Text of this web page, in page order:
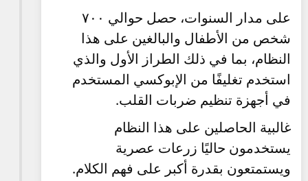
على مدار السنوات، حصل حوالي ٧٠٠
شخص من الأطفال والبالغين على هذا
النظام، بما في ذلك الطراز الأول والذي
استخدم تغليفًا من الإبوكسي المستخدم
في أجهزة تنظيم ضربات القلب.
غالبية الحاصلين على هذا النظام
يستخدمون حاليًا زرعات عصرية
ويستمتعون بقدرة أكبر على فهم الكلام.